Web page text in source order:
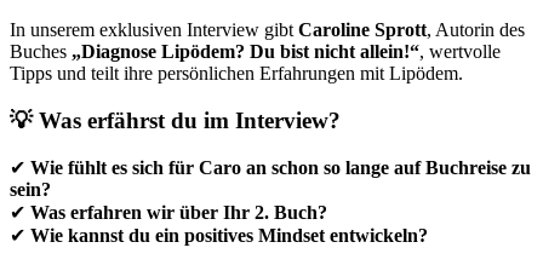
In unserem exklusiven Interview gibt Caroline Sprott, Autorin des
Buches „Diagnose Lipödem? Du bist nicht allein!“, wertvolle
Tipps und teilt ihre persönlichen Erfahrungen mit Lipödem.
💡 Was erfährst du im Interview?
✔ Wie fühlt es sich für Caro an schon so lange auf Buchreise zu
sein?
✔ Was erfahren wir über Ihr 2. Buch?
✔ Wie kannst du ein positives Mindset entwickeln?